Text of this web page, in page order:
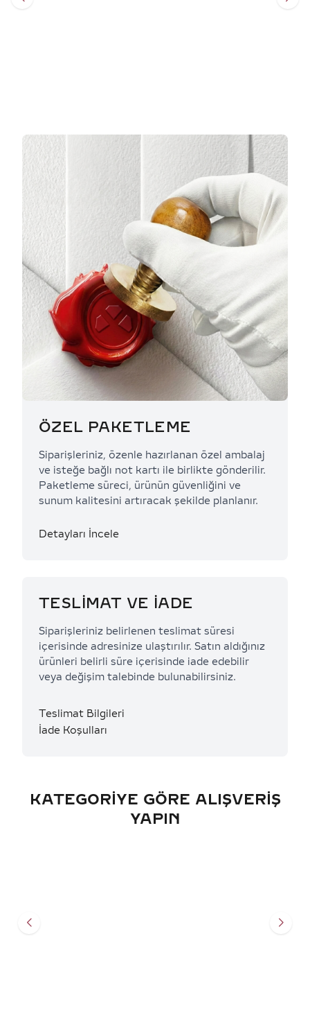
ÖZEL PAKETLEME
Siparişleriniz, özenle hazırlanan özel ambalaj
ve isteğe bağlı not kartı ile birlikte gönderilir.
Paketleme süreci, ürünün güvenliğini ve
sunum kalitesini artıracak şekilde planlanır.
Detayları İncele
TESLİMAT VE İADE
Siparişleriniz belirlenen teslimat süresi
içerisinde adresinize ulaştırılır. Satın aldığınız
ürünleri belirli süre içerisinde iade edebilir
veya değişim talebinde bulunabilirsiniz.
Teslimat Bilgileri
İade Koşulları
KATEGORIYE GÖRE ALIŞVERIŞ
YAPIN